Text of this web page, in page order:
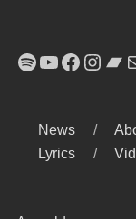
Spotify
YouTube
News
Lyrics